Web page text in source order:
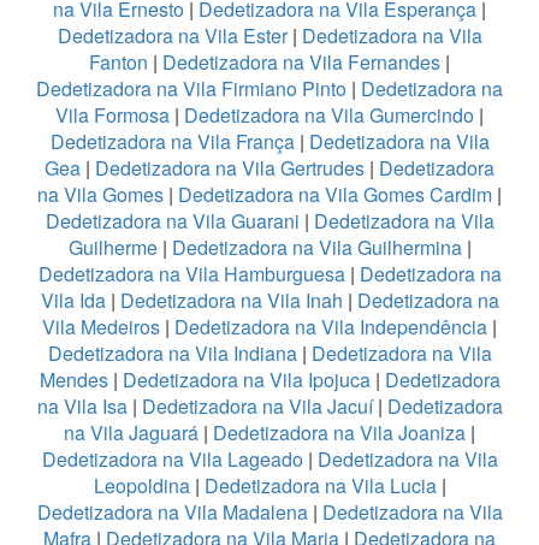
na Vila Ernesto | Dedetizadora na Vila Esperança |
Dedetizadora na Vila Ester| Dedetizadora na Vila
Fanton | Dedetizadora na Vila Fernandes |
Dedetizadora na Vila Firmiano Pinto | Dedetizadora na
Vila Formosa | Dedetizadora na Vila Gumercindo |
Dedetizadora na Vila França| Dedetizadora na Vila
Gea | Dedetizadora na Vila Gertrudes | Dedetizadora
na Vila Gomes | Dedetizadora na Vila Gomes Cardim |
Dedetizadora na Vila Guarani | Dedetizadora na Vila
Guilherme| Dedetizadora na Vila Guilhermina|
Dedetizadora na Vila Hamburguesa| Dedetizadora na
Vila Ida| Dedetizadora na Vila Inah | Dedetizadora na
Vila Medeiros | Dedetizadora na Vila Independência |
Dedetizadora na Vila Indiana| Dedetizadora na Vila
Mendes| Dedetizadora na Vila Ipojuca| Dedetizadora
na Vila Isa| Dedetizadora na Vila Jacuí| Dedetizadora
na Vila Jaguará | Dedetizadora na Vila Joaniza |
Dedetizadora na Vila Lageado| Dedetizadora na Vila
Leopoldina| Dedetizadora na Vila Lucia|
Dedetizadora na Vila Madalena| Dedetizadora na Vila
Mafra | Dedetizadora na Vila Maria | Dedetizadora na